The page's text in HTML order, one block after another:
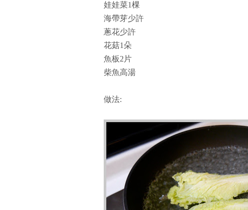
娃娃菜1棵
海帶芽少許
蔥花少許
花菇1朵
魚板2片
柴魚高湯
做法: